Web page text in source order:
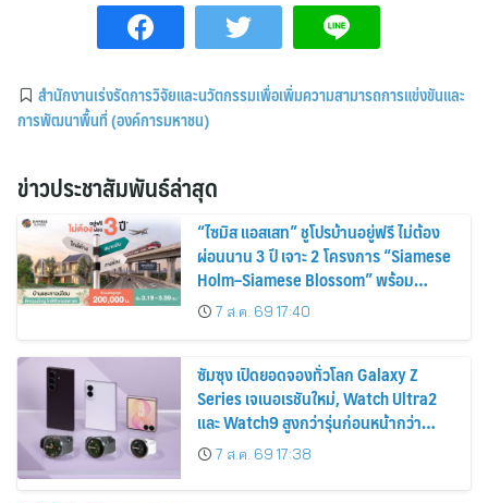
สำนักงานเร่งรัดการวิจัยและนวัตกรรมเพื่อเพิ่มความสามารถการแข่งขันและ
การพัฒนาพื้นที่ (องค์การมหาชน)
ข่าวประชาสัมพันธ์ล่าสุด
“ไซมิส แอสเสท” ชูโปรบ้านอยู่ฟรี ไม่ต้อง
ผ่อนนาน 3 ปี เจาะ 2 โครงการ “Siamese
Holm–Siamese Blossom” พร้อม
ส่วนลดและสิทธิพิเศษถึง 31 สิงหาคม
2569
7 ส.ค. 69 17:40
ซัมซุง เปิดยอดจองทั่วโลก Galaxy Z
Series เจเนอเรชันใหม่, Watch Ultra2
และ Watch9 สูงกว่ารุ่นก่อนหน้ากว่า
30%7 ส.ค. 69 17:38